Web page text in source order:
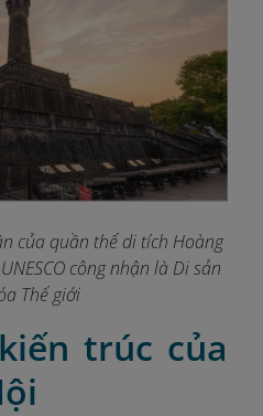
của quần thể di tích Hoàng
công nhận là Di sản
Thế giới
trúc của